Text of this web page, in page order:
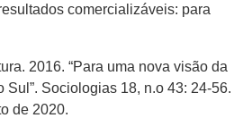
comercializáveis: para
2016. “Para uma nova visão da
Sul”. Sociologias 18, n.o 43: 24-56.
de 2020.